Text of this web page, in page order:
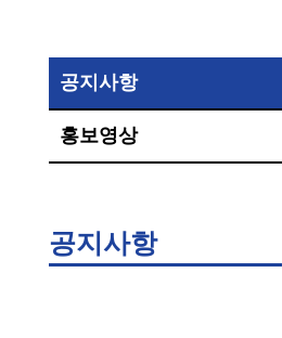
공지사항
홍보영상
공지사항